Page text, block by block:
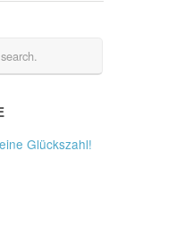
Glückszahl!